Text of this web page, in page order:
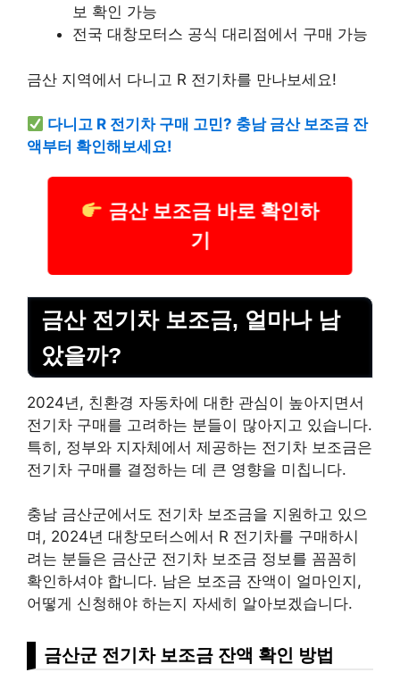
보 확인 가능
전국 대창모터스 공식 대리점에서 구매 가능
금산 지역에서 다니고 R 전기차를 만나보세요!
다니고 R 전기차 구매 고민? 충남 금산 보조금 잔
액부터 확인해보세요!
금산 보조금 바로 확인하
기
금산 전기차 보조금, 얼마나 남
았을까?
2024년, 친환경 자동차에 대한 관심이 높아지면서
전기차 구매를 고려하는 분들이 많아지고 있습니다.
특히, 정부와 지자체에서 제공하는 전기차 보조금은
전기차 구매를 결정하는 데 큰 영향을 미칩니다.
충남 금산군에서도 전기차 보조금을 지원하고 있으
며, 2024년 대창모터스에서 R 전기차를 구매하시
려는 분들은 금산군 전기차 보조금 정보를 꼼꼼히
확인하셔야 합니다. 남은 보조금 잔액이 얼마인지,
어떻게 신청해야 하는지 자세히 알아보겠습니다.
금산군 전기차 보조금 잔액 확인 방법